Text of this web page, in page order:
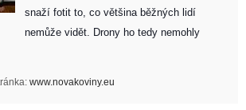
snaží fotit to, co většina běžných lidí
nemůže vidět. Drony ho tedy nemohly
www.novakoviny.eu